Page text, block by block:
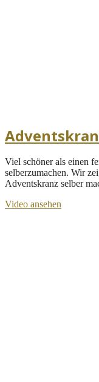
Viel schöner als einen
selberzumachen. Wir
Adventskranz selber
Video ansehen